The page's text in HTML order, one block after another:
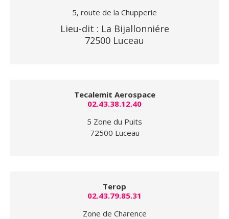
5, route de la Chupperie
Lieu-dit : La Bijallonniére
72500 Luceau
Tecalemit Aerospace
02.43.38.12.40
5 Zone du Puits
72500 Luceau
Terop
02.43.79.85.31
Zone de Charence